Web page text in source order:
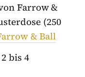
Farrow &
(250
& Ball
bis 4